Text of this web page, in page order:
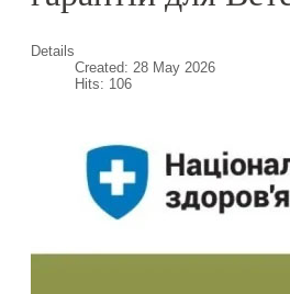
Details
Created: 28 May 2026
Hits: 106